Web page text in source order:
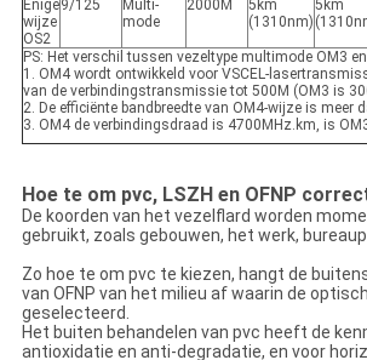
Enige
wijze
OS2
9/125
Multi-
mode
2000M
5km
(1310nm)
5km
PS: Het verschil tussen vezeltype multimode OM3
1. OM4 wordt ontwikkeld voor VSCEL-
van de verbindingstransmissie tot 500M (OM3 is
2. De efficiënte bandbreedte van OM4-wijze is meer
3. OM4 de verbindingsdraad is 4700MHz.km, is
Hoe te om pvc, LSZH en OFNP
De koorden van het vezelflard worden
gebruikt, zoals gebouwen, het werk,
Zo hoe te om pvc te kiezen, hangt de
van OFNP van het milieu af waarin de
geselecteerd.
Het buiten behandelen van pvc heeft de
antioxidatie en anti-degradatie, en voor